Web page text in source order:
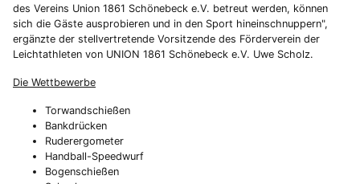
des Vereins Union 1861 Schönebeck e.V. betreut werden, können
sich die Gäste ausprobieren und in den Sport hineinschnuppern",
ergänzte der stellvertretende Vorsitzende des Förderverein der
Leichtathleten von UNION 1861 Schönebeck e.V. Uwe Scholz.
Die Wettbewerbe
Torwandschießen
Bankdrücken
Ruderergometer
Handball-Speedwurf
Bogenschießen